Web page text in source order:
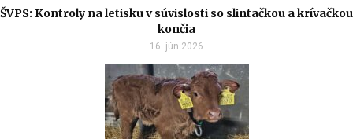
ŠVPS: Kontroly na letisku v súvislosti so slintačkou a krívačkou
končia
16. jún 2026